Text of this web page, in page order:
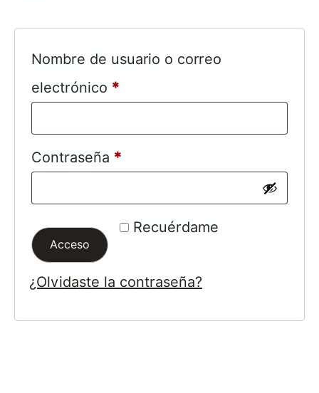
Nombre de usuario o correo
electrónico *
Contraseña *
Recuérdame
Acceso
¿Olvidaste la contraseña?